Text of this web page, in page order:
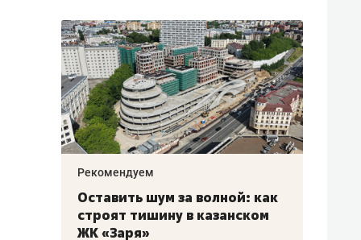
Рекомендуем
Оставить шум за волной: как
строят тишину в казанском
ЖК «Заря»